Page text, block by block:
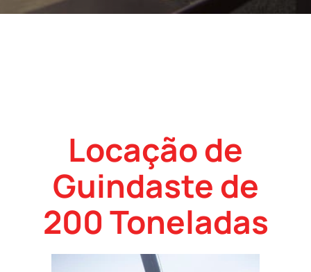
Locação de
Guindaste de
200 Toneladas